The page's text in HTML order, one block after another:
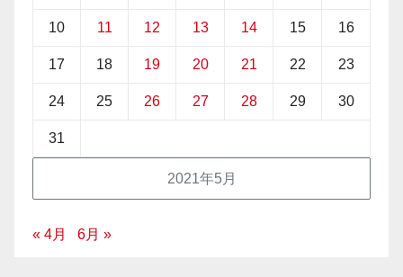
2021年5月
10 11 12 13 14 15 16
17 18 19 20 21 22 23
24 25 26 27 28 29 30
31
« 4月 6月 »